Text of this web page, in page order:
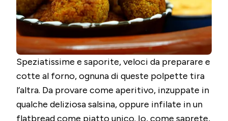
Speziatissime e saporite, veloci da preparare e
cotte al forno, ognuna di queste polpette tira
l’altra. Da provare come aperitivo, inzuppate in
qualche deliziosa salsina, oppure infilate in un
flatbread come piatto unico. Io, come saprete,